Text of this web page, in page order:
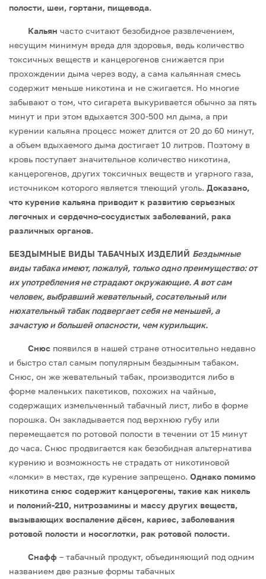
полости, шеи, гортани, пищевода.
Кальян часто считают безобидное развлечением,
несущим минимум вреда для здоровья, ведь количество
токсичных веществ и канцерогенов снижается при
прохождении дыма через воду, а сама кальянная смесь
содержит меньше никотина и не сжигается. Но многие
забывают о том, что сигарета выкуривается обычно за пять
минут и при этом вдыхается 300-500 мл дыма, а при
курении кальяна процесс может длится от 20 до 60 минут,
а объем вдыхаемого дыма достигает 10 литров. Поэтому в
кровь поступает значительное количество никотина,
канцерогенов, других токсичных веществ и угарного газа,
источником которого является тлеющий уголь. Доказано,
что курение кальяна приводит к развитию серьезных
легочных и сердечно-сосудистых заболеваний, рака
различных органов.
БЕЗДЫМНЫЕ ВИДЫ ТАБАЧНЫХ ИЗДЕЛИЙ Бездымные
виды табака имеют, пожалуй, только одно преимущество: от
их употребления не страдают окружающие. А вот сам
человек, выбравший жевательный, сосательный или
нюхательный табак подвергает себя не меньшей, а
зачастую и большей опасности, чем курильщик.
Снюс появился в нашей стране относительно недавно
и быстро стал самым популярным бездымным табаком.
Снюс, он же жевательный табак, производится либо в
форме маленьких пакетиков, похожих на чайные,
содержащих измельченный табачный лист, либо в форме
порошка. Он закладывается под верхнюю губу или
перемещается по ротовой полости в течении от 15 минут
до часа. Снюс продвигается как безобидная альтернатива
курению и возможность не страдать от никотиновой
«ломки» в местах, где курение запрещено. Однако помимо
никотина снюс содержит канцерогены, такие как никель
и полоний-210, нитрозамины и массу других веществ,
вызывающих воспаление дёсен, кариес, заболевания
ротовой полости и носоглотки, рак ротовой полости.
Снафф – табачный продукт, объединяющий под одним
названием две разные формы табачных